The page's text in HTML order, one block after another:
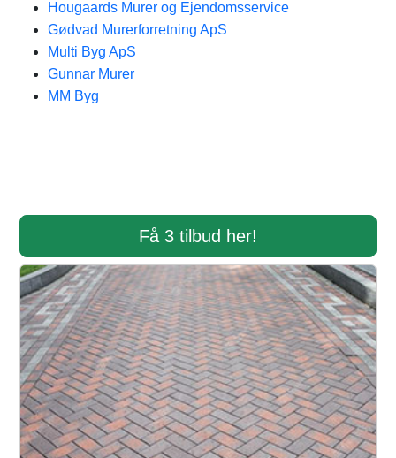
Hougaards Murer og Ejendomsservice
Gødvad Murerforretning ApS
Multi Byg ApS
Gunnar Murer
MM Byg
Få 3 tilbud her!